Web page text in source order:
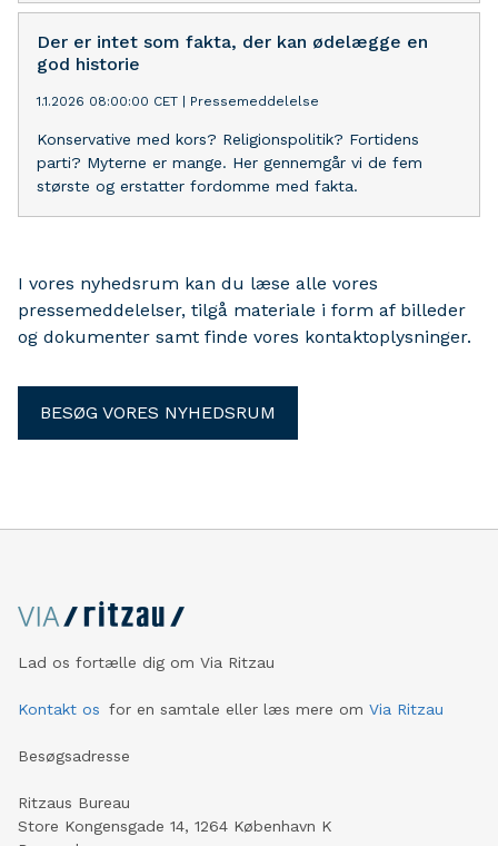
handler om klare grænser, ordentlighed og politisk mod.
Der er intet som fakta, der kan ødelægge en
god historie
1.1.2026 08:00:00 CET | Pressemeddelelse
Konservative med kors? Religionspolitik? Fortidens
parti? Myterne er mange. Her gennemgår vi de fem
største og erstatter fordomme med fakta.
I vores nyhedsrum kan du læse alle vores
pressemeddelelser, tilgå materiale i form af billeder
og dokumenter samt finde vores kontaktoplysninger.
BESØG VORES NYHEDSRUM
Lad os fortælle dig om Via Ritzau
Kontakt os for en samtale eller læs mere om Via Ritzau
Besøgsadresse
Ritzaus Bureau
Store Kongensgade 14, 1264 København K